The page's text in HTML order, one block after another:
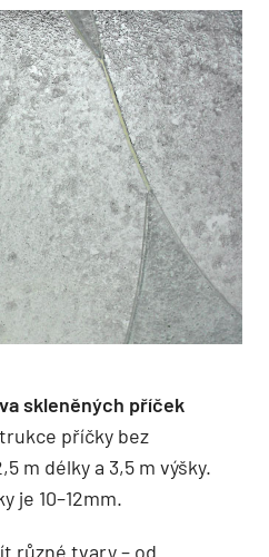
skleněných příček
příčky bez
m délky a 3,5 m výšky.
je 10–12mm.
různé tvary – od